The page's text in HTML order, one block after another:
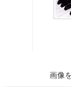
画像